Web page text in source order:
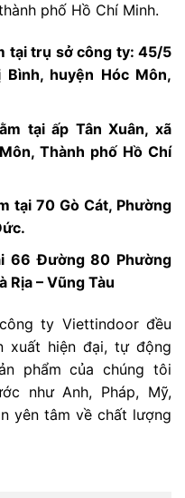
phố Hồ Chí Minh.
tại trụ sở công ty: 45/5
huyện Hóc Môn,
tại ấp Tân Xuân, xã
Thành phố Hồ Chí
tại 70 Gò Cát, Phường
66 Đường 80 Phường
Rịa – Vũng Tàu
ty Viettindoor đều
xuất hiện đại, tự động
phẩm của chúng tôi
như Anh, Pháp, Mỹ,
yên tâm về chất lượng